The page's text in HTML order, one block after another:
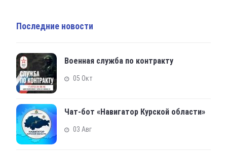
Последние новости
Военная служба по контракту
05 Окт
Чат-бот «Навигатор Курской области»
03 Авг